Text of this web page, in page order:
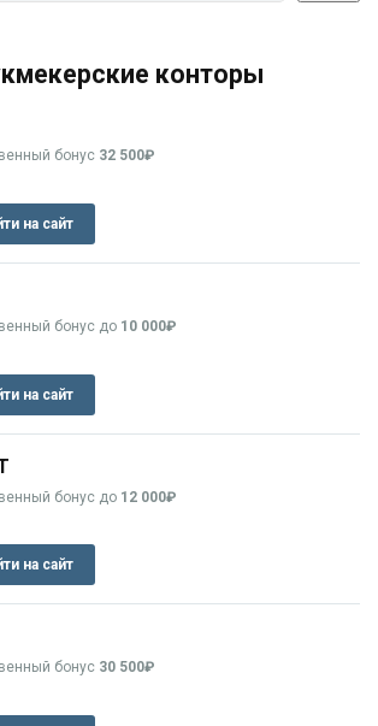
конторы
бонус 32 500₽
на сайт
бонус до 10 000₽
на сайт
бонус до 12 000₽
на сайт
бонус 30 500₽